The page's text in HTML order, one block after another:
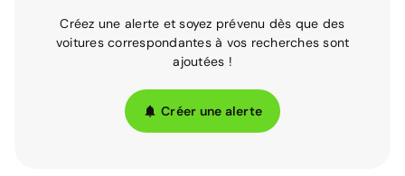
Créez une alerte et soyez prévenu dès que des
voitures correspondantes à vos recherches sont
ajoutées !
Créer une alerte